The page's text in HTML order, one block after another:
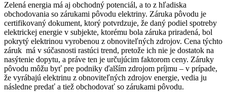
Zelená energia má aj obchodný potenciál, a to z hľadiska
obchodovania so zárukami pôvodu elektriny. Záruka pôvodu je
certifikovaný dokument, ktorý potvrdzuje, že daný podiel spotreby
elektrickej energie v subjekte, ktorému bola záruka priradená, bol
pokrytý elektrinou vyrobenou z obnoviteľných zdrojov. Cena týchto
záruk má v súčasnosti rastúci trend, pretože ich nie je dostatok na
nasýtenie dopytu, a práve ten je určujúcim faktorom ceny. Záruky
pôvodu môžu byť pre podniky ďalším zdrojom príjmu – v prípade,
že vyrábajú elektrinu z obnoviteľných zdrojov energie, vedia ju
následne predať a tiež obchodovať so zárukami pôvodu.